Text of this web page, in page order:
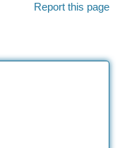
Report this page